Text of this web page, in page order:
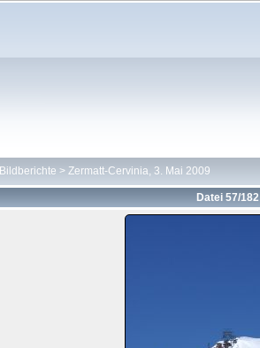
Bildberichte > Zermatt-Cervinia, 3. Mai 2009
Datei 57/182